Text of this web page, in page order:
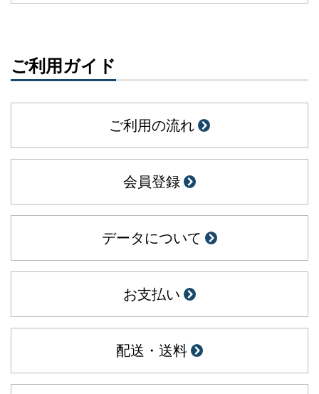
ご利用ガイド
ご利用の流れ
会員登録
データについて
お支払い
配送・送料